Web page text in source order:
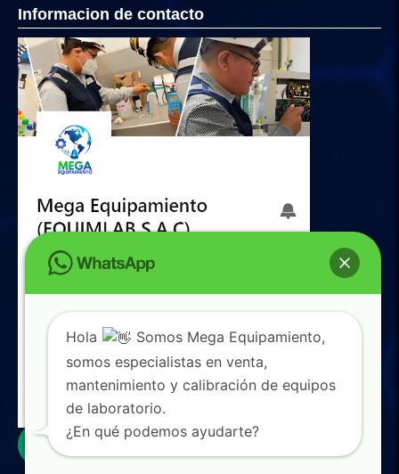
Informacion de contacto
Hola
Somos Mega Equipamiento,
somos especialistas en venta,
mantenimiento y calibración de equipos
de laboratorio.
¿En qué podemos ayudarte?